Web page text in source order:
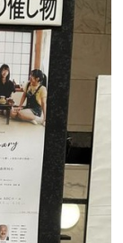
販売決定
ネル展が開催中